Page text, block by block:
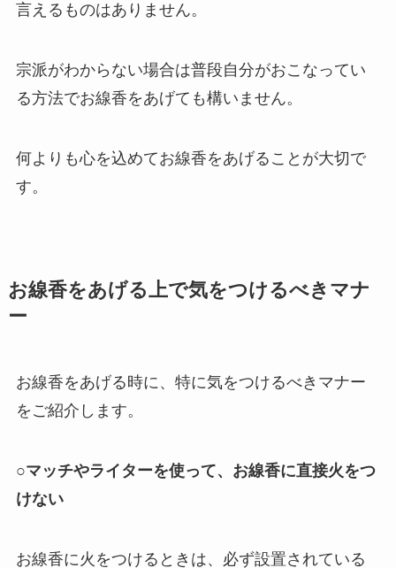
言えるものはありません。
宗派がわからない場合は普段自分がおこなってい
る方法でお線香をあげても構いません。
何よりも心を込めてお線香をあげることが大切で
す。
お線香をあげる上で気をつけるべきマナ
ー
お線香をあげる時に、特に気をつけるべきマナー
をご紹介します。
○マッチやライターを使って、お線香に直接火をつ
けない
お線香に火をつけるときは、必ず設置されている